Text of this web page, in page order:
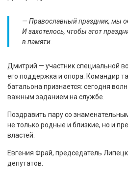
— Православный праздник, мы
И захотелось, чтобы этот
в памяти.
Дмитрий — участник специальной
его поддержка и опора. Командир
батальона признается: сегодня
важным заданием на службе.
Поздравить пару со
не только родные и близкие, но и
властей.
Евгения Фрай, председатель
депутатов: